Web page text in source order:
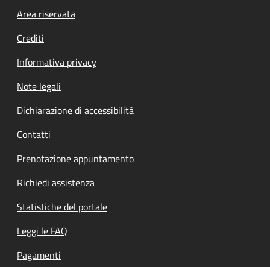
Footer menu
Area riservata
Crediti
Informativa privacy
Note legali
Dichiarazione di accessibilità
Contatti
Prenotazione appuntamento
Richiedi assistenza
Statistiche del portale
Leggi le FAQ
Pagamenti